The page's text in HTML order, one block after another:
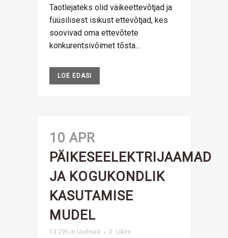
Taotlejateks olid väikeettevõtjad ja
füüsilisest isikust ettevõtjad, kes
soovivad oma ettevõtete
konkurentsivõimet tõsta...
LOE EDASI
10 APR
PÄIKESEELEKTRIJAAMAD
JA KOGUKONDLIK
KASUTAMISE
MUDEL
13:29h in Uudised 0 Likes